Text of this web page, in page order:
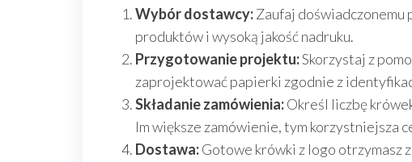
Wybór dostawcy:Zaufaj
produktów i wysoką jakość nadruku.
Przygotowanie projektu:Skorzystaj z
zaprojektować papierki zgodnie z
Składanie zamówienia:Określ liczbę
Im większe zamówienie, tym korzystniejsza
Dostawa:Gotowe krówki z logo otrzymasz